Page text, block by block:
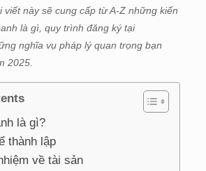
viết này sẽ cung cấp từ A-Z những kiến
là gì, quy trình đăng ký tại
nghĩa vụ pháp lý quan trọng bạn
2025.
là gì?
thành lập
về tài sản